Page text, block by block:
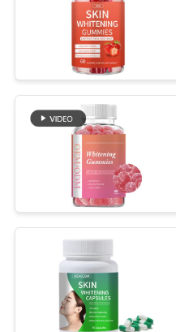
SEMUA
KASUS
QUOTE
REQUEST
SITEMAP
KEBIJAKAN
PRIVASI
Permen
apel